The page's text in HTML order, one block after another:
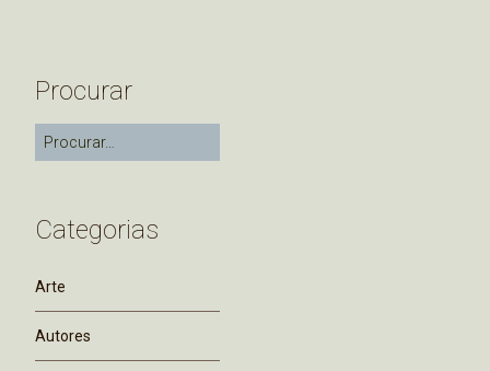
Procurar
Categorias
Arte
Autores